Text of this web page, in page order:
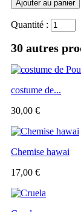
Quantité :
30 autres
costume de...
30,00 €
Chemise hawai
17,00 €